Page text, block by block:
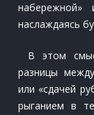
наслаждаясь
В этом
разницы
или «сдачей
рыганием в